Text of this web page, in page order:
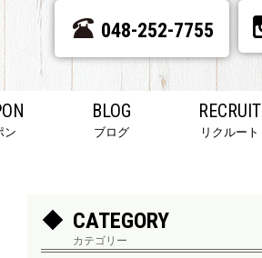
048-252-7755
ン
BLOG
ブログ
RECRUIT
リクルート
CATEGORY
カテゴリー